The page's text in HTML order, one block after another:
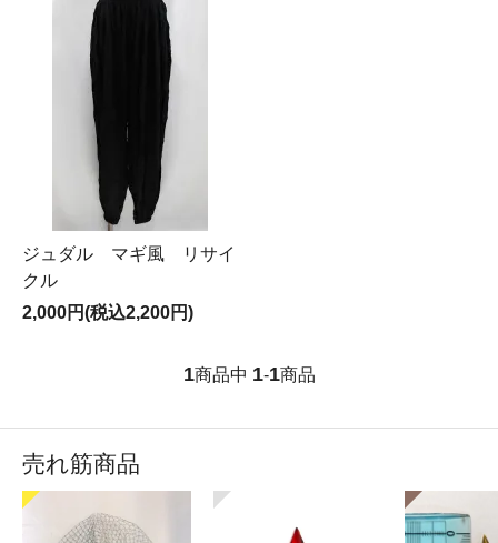
ジュダル マギ風 リサイ
クル
2,000円(税込2,200円)
1商品中 1-1商品
売れ筋商品